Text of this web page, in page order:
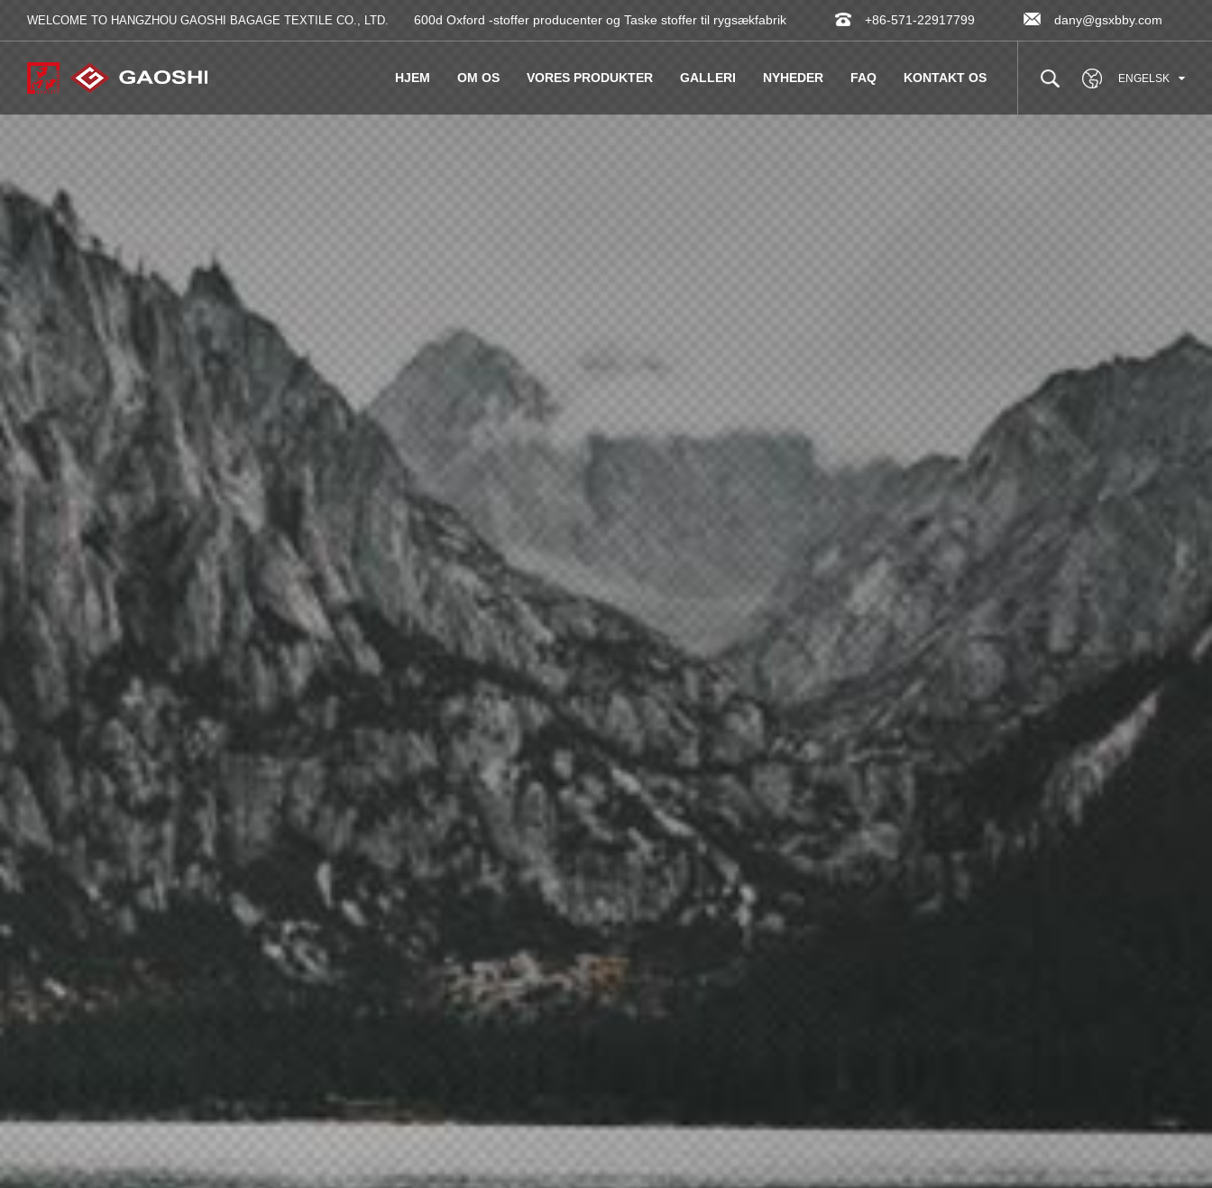
WELCOME TO HANGZHOU GAOSHI BAGAGE TEXTILE CO., LTD. 600d Oxford -stoffer producenter og Taske stoffer til rygsækfabrik +86-571-22917799 dany@gsxbby.com
HJEM OM OS VORES PRODUKTER GALLERI NYHEDER FAQ KONTAKT OS ENGELSK